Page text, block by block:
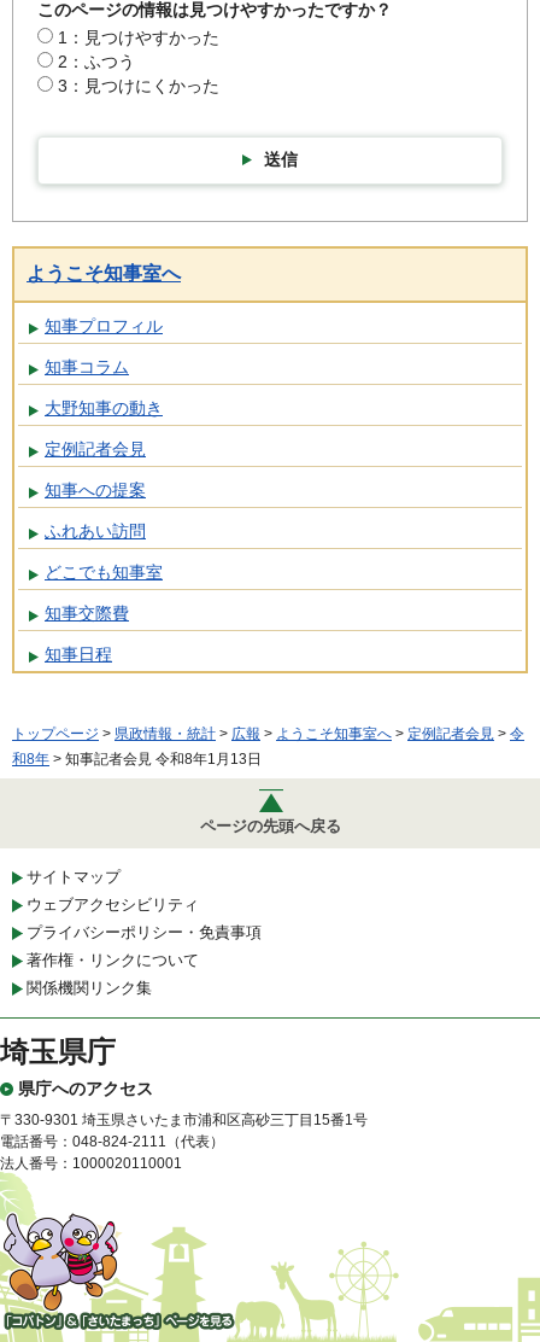
このページの情報は見つけやすかったですか？
1：見つけやすかった
2：ふつう
3：見つけにくかった
送信
ようこそ知事室へ
知事プロフィル
知事コラム
大野知事の動き
定例記者会見
知事への提案
ふれあい訪問
どこでも知事室
知事交際費
知事日程
トップページ > 県政情報・統計 > 広報 > ようこそ知事室へ > 定例記者会見 > 令
和8年 > 知事記者会見 令和8年1月13日
ページの先頭へ戻る
サイトマップ
ウェブアクセシビリティ
プライバシーポリシー・免責事項
著作権・リンクについて
関係機関リンク集
埼玉県庁
県庁へのアクセス
〒330-9301 埼玉県さいたま市浦和区高砂三丁目15番1号
電話番号：048-824-2111（代表）
法人番号：1000020110001
「コバトン」&「さいたまっ